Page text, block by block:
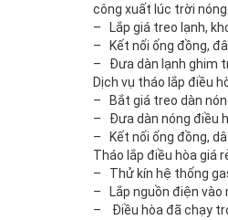
công xuất lúc trời nóng.
– Lắp giá treo lạnh,
– Kết nối ống đồng,
– Đưa dàn lạnh ghim
Dịch vụ tháo lắp điều
– Bắt giá treo dàn
– Đưa dàn nóng điều
– Kết nối ống đồng,
Tháo lắp điều hòa giá
– Thử kín hệ thống
– Lắp nguồn điện vào
– Điều hòa đã chạy